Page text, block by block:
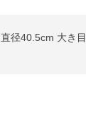
径40.5cm 大き